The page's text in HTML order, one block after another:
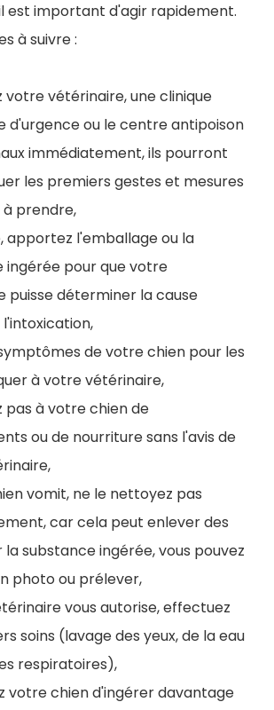
est important d'agir rapidement.
à suivre :
vétérinaire, une clinique
d'urgence ou le centre antipoison
immédiatement, ils pourront
les premiers gestes et mesures
prendre,
apportez l'emballage ou la
ingérée pour que votre
puisse déterminer la cause
de votre chien pour les
à votre vétérinaire,
pas à votre chien de
ou de nourriture sans l'avis de
vomit, ne le nettoyez pas
car cela peut enlever des
la substance ingérée, vous pouvez
photo ou prélever,
vous autorise, effectuez
soins (lavage des yeux, de la eau
respiratoires),
votre chien d'ingérer davantage